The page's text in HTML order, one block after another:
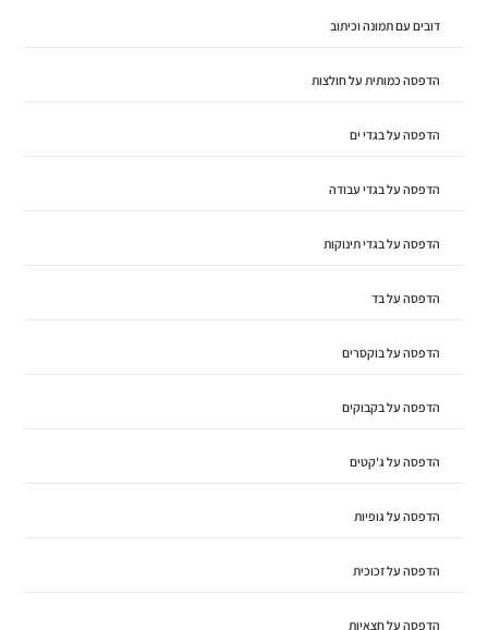
דובים עם תמונה וכיתוב
הדפסה כמותית על חולצות
הדפסה על בגדי ים
הדפסה על בגדי עבודה
הדפסה על בגדי תינוקות
הדפסה על בד
הדפסה על בוקסרים
הדפסה על בקבוקים
הדפסה על ג'קטים
הדפסה על גופיות
הדפסה על זכוכית
הדפסה על חצאיות